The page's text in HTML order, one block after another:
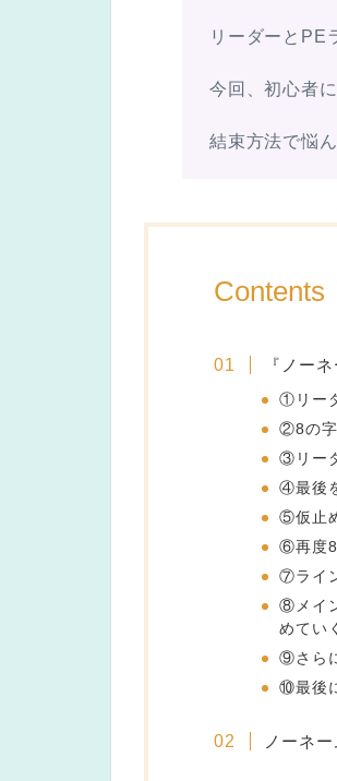
リーダーとPE
今回、初心者
結束方法で悩
Contents
『ノー
①リー
②8の字
③リー
④最後
⑤仮止
⑥再度8
⑦ライ
⑧メイ
めてい
⑨さら
⑩最後
ノーネ